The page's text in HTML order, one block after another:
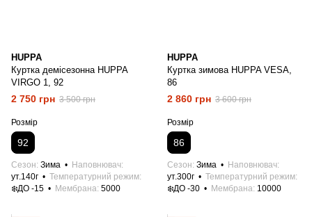
HUPPA
Куртка демісезонна HUPPA
VIRGO 1, 92
2 750 грн 3 500 грн
Розмір
92
Сезон Зима
Наповнювач
ут.140г
Температурний режим
❄️ДО -15
Мембрана 5000
HUPPA
Куртка зимова HUPPA VESA,
86
2 860 грн 3 600 грн
Розмір
86
Сезон Зима
Наповнювач
ут.300г
Температурний режим
❄️ДО -30
Мембрана 10000